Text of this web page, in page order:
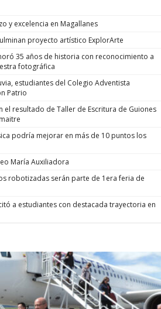
y excelencia en Magallanes
proyecto artístico ExplorArte
35 años de historia con reconocimiento a
fotográfica
estudiantes del Colegio Adventista
Patrio
el resultado de Taller de Escritura de Guiones
podría mejorar en más de 10 puntos los
María Auxiliadora
robotizadas serán parte de 1era feria de
a estudiantes con destacada trayectoria en